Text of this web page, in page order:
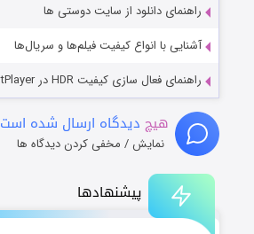
پیشنهادها
راهنمای دانلود از سایت دوستی ها
آشنایی با انواع کیفیت فیلم‌ها و سریال‌ها
راهنمای فعال سازی کیفیت HDR در PotPlayer
هیچ دیدگاه ارسال شده است
نمایش / مخفی کردن دیدگاه ها